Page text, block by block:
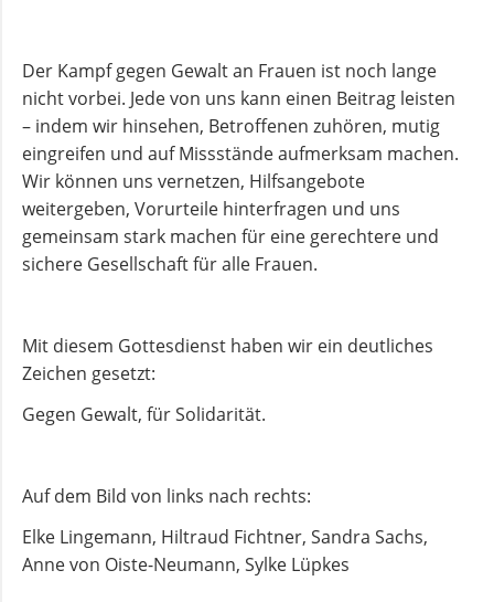
Der Kampf gegen Gewalt an Frauen ist noch lange
nicht vorbei. Jede von uns kann einen Beitrag leisten
– indem wir hinsehen, Betroffenen zuhören, mutig
eingreifen und auf Missstände aufmerksam machen.
Wir können uns vernetzen, Hilfsangebote
weitergeben, Vorurteile hinterfragen und uns
gemeinsam stark machen für eine gerechtere und
sichere Gesellschaft für alle Frauen.
Mit diesem Gottesdienst haben wir ein deutliches
Zeichen gesetzt:
Gegen Gewalt, für Solidarität.
Auf dem Bild von links nach rechts:
Elke Lingemann, Hiltraud Fichtner, Sandra Sachs,
Anne von Oiste-Neumann, Sylke Lüpkes